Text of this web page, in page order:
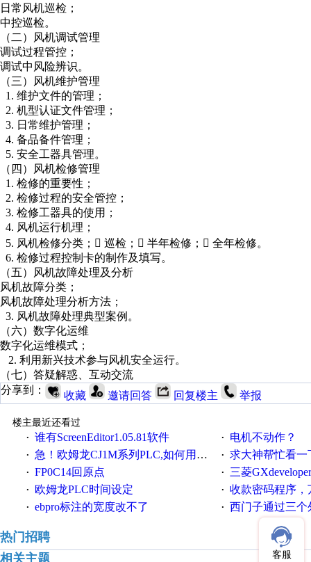
日常风机巡检；
中控巡检。
（二）风机调试管理
调试过程管控；
调试中风险辨识。
（三）风机维护管理
1. 维护文件的管理；
2. 机型认证文件管理；
3. 日常维护管理；
4. 备品备件管理；
5. 安全工器具管理。
（四）风机检修管理
1. 检修的重要性；
2. 检修过程的安全管控；
3. 检修工器具的使用；
4. 风机运行机理；
5. 风机检修分类； 巡检； 半年检修； 全年检修。
6. 检修过程控制卡的制作及填写。
（五）风机故障处理及分析
风机故障分类；
风机故障处理分析方法；
3. 风机故障处理典型案例。
（六）数字化运维
数字化运维模式；
2. 利用新兴技术参与风机安全运行。
（七）答疑解惑、互动交流
分享到：
收藏 邀请回答 回复楼主 举报
楼主最近还看过
· 谁有ScreenEditor1.05.81软件 · 电机不动作？
· 急！欧姆龙CJ1M系列PLC,如何用时间控制变频器。要求时间在组态王中可以自由输入！拜托各位大神了！ · 求大神帮忙看一
· FP0C14回原点 · 三菱
· 欧姆龙PLC时间设定 · 收款密码程序
· ebpro标注的宽度改不了 · 西门子通过三个外
热门招聘
相关主题
客服